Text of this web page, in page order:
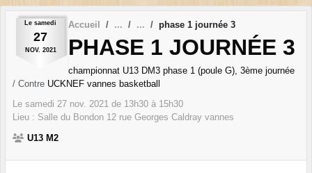
Le samedi
27
NOV. 2021
Accueil phase 1 journée 3
PHASE 1 JOURNÉE 3
championnat U13 DM3 phase 1 (poule G), 3ème journée
/ Contre UCKNEF vannes basketball
Le samedi 27 nov. 2021 de 13h30 à 15h30
Lieu : Salle du Bondon 12 rue Georges Caldray vannes
U13 M2